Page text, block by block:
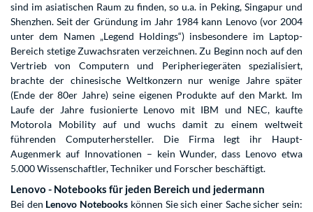
sind im asiatischen Raum zu finden, so u.a. in Peking, Singapur und
Shenzhen. Seit der Gründung im Jahr 1984 kann Lenovo (vor 2004
unter dem Namen „Legend Holdings“) insbesondere im Laptop-
Bereich stetige Zuwachsraten verzeichnen. Zu Beginn noch auf den
Vertrieb von Computern und Peripheriegeräten spezialisiert,
brachte der chinesische Weltkonzern nur wenige Jahre später
(Ende der 80er Jahre) seine eigenen Produkte auf den Markt. Im
Laufe der Jahre fusionierte Lenovo mit IBM und NEC, kaufte
Motorola Mobility auf und wuchs damit zu einem weltweit
führenden Computerhersteller. Die Firma legt ihr Haupt-
Augenmerk auf Innovationen – kein Wunder, dass Lenovo etwa
5.000 Wissenschaftler, Techniker und Forscher beschäftigt.
Lenovo - Notebooks für jeden Bereich und jedermann
Bei den Lenovo Notebooks können Sie sich einer Sache sicher sein: